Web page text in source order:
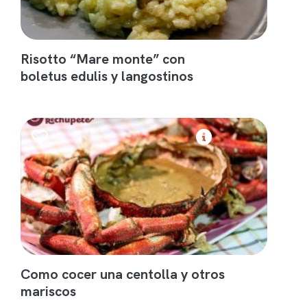
Risotto “Mare monte” con
boletus edulis y langostinos
Como cocer una centolla y otros
mariscos